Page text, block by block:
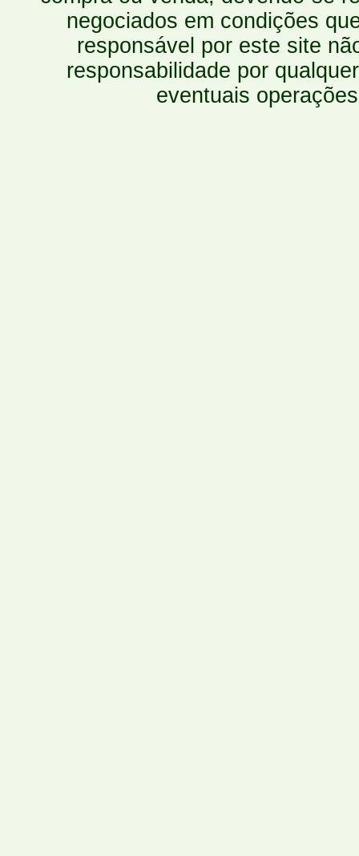
negociados em condições
responsável por este site
responsabilidade por
eventuais